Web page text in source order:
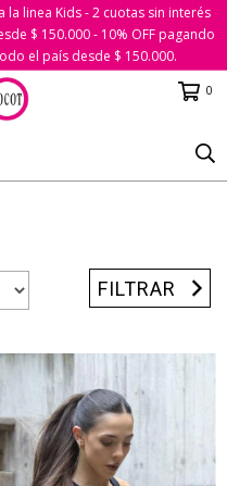
linea Kids - 2 cuotas sin interés
$ 150.000 - 10% OFF pagando
el país desde $ 150.000.
0
FILTRAR